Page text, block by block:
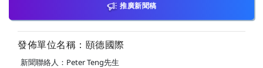
推廣新聞稿
發佈單位名稱：頤德國際
新聞聯絡人：Peter Teng先生